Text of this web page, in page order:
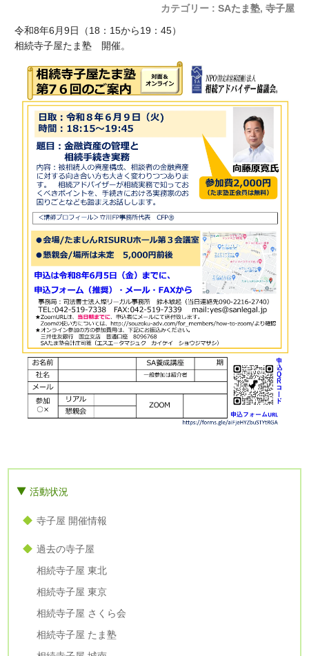
カテゴリー : SAたま塾, 寺子屋
令和8年6月9日（18：15から19：45）
相続寺子屋たま塾 開催。
活動状況
寺子屋 開催情報
過去の寺子屋
相続寺子屋 東北
相続寺子屋 東京
相続寺子屋 さくら会
相続寺子屋 たま塾